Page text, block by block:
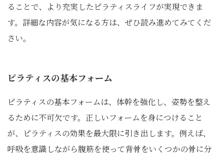
ることで、より充実したピラティスライフが実現できま
す。詳細な内容が気になる方は、ぜひ読み進めてみてくだ
さい。
ピラティスの基本フォーム
ピラティスの基本フォームは、体幹を強化し、姿勢を整え
るために不可欠です。正しいフォームを身につけること
が、ピラティスの効果を最大限に引き出します。例えば、
呼吸を意識しながら腹筋を使って背骨をいくつかの骨に分